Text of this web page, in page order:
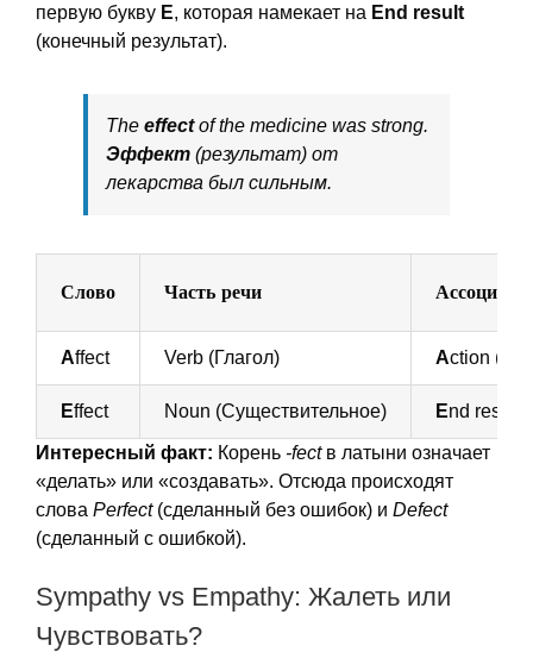
первую букву E, которая намекает на End result
(конечный результат).
The effectof the medicine was strong.
Эффект (результат) от
лекарства был сильным.
Слово Часть речи
Affect Verb (Глагол) Action
Effect Noun (Существительное) End result
Интересный факт: Корень -fectв латыни означает
«делать» или «создавать». Отсюда происходят
слова Perfect(сделанный без ошибок) и Defect
(сделанный с ошибкой).
Sympathy vs Empathy: Жалеть или
Чувствовать?